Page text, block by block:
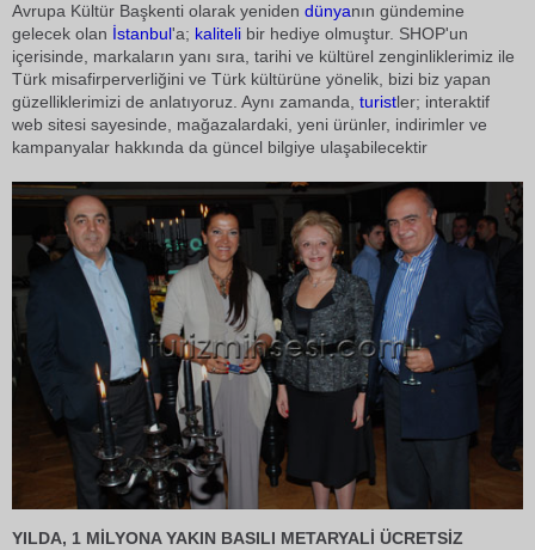
Avrupa Kültür Başkenti olarak yeniden dünyanın gündemine
gelecek olan İstanbul'a; kaliteli bir hediye olmuştur. SHOP'un
içerisinde, markaların yanı sıra, tarihi ve kültürel zenginliklerimiz ile
Türk misafirperverliğini ve Türk kültürüne yönelik, bizi biz yapan
güzelliklerimizi de anlatıyoruz. Aynı zamanda, turistler; interaktif
web sitesi sayesinde, mağazalardaki, yeni ürünler, indirimler ve
kampanyalar hakkında da güncel bilgiye ulaşabilecektir
YILDA, 1 MİLYONA YAKIN BASILI METARYALİ ÜCRETSİZ